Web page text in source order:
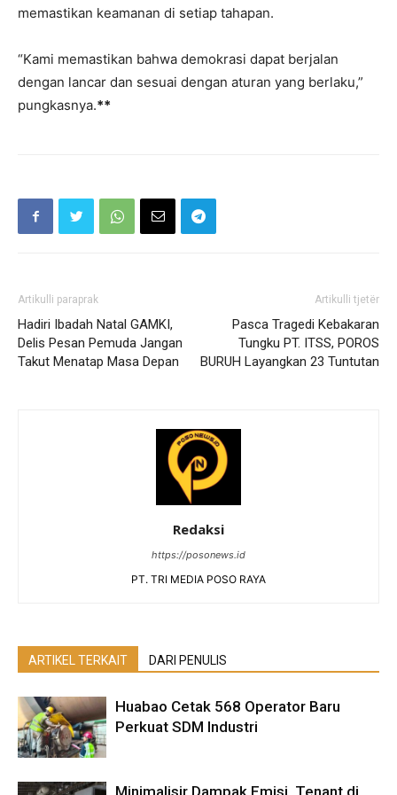
memastikan keamanan di setiap tahapan.
“Kami memastikan bahwa demokrasi dapat berjalan
dengan lancar dan sesuai dengan aturan yang berlaku,”
pungkasnya.**
Artikulli paraprak
Hadiri Ibadah Natal GAMKI,
Delis Pesan Pemuda Jangan
Takut Menatap Masa Depan
Artikulli tjetër
Pasca Tragedi Kebakaran
Tungku PT. ITSS, POROS
BURUH Layangkan 23 Tuntutan
Redaksi
https://posonews.id
PT. TRI MEDIA POSO RAYA
ARTIKEL TERKAIT DARI PENULIS
Huabao Cetak 568 Operator Baru
Perkuat SDM Industri